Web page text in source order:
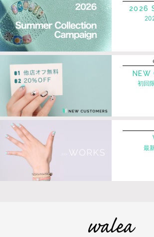
2026
NEW
初回
最